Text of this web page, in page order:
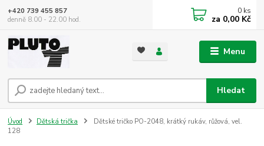
Menu
Hledat
+420 739 455 857
denně 8.00 - 22.00 hod.
0 ks
za 0,00 Kč
Úvod Dětská trička
Dětské tričko PO-2048, krátký rukáv, růžová, vel.
128